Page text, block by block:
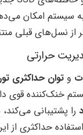
سیستم امکان
از نسل‌های قبلی
حرارتی
و توان حداکثری توربو
خنک‌کننده قوی
را پشتیبانی می‌کند،
حداکثری از